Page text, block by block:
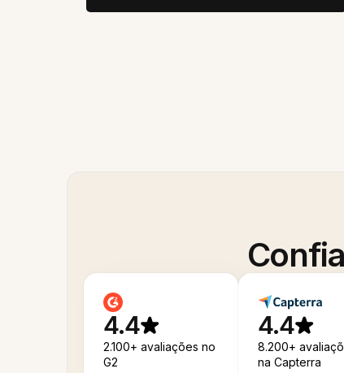
4.4
2.100+ avaliações no
G2
4.4
8.200+
na Capterra